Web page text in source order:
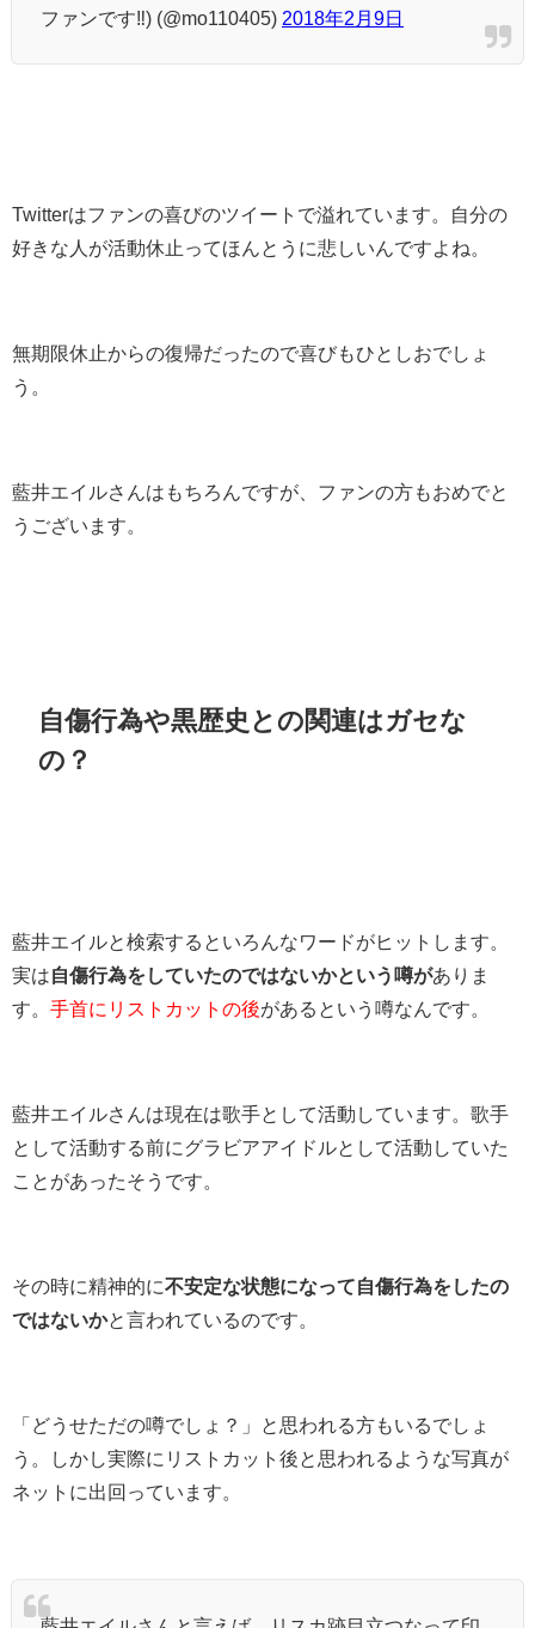
ファンです‼︎) (@mo110405) 2018年2月9日
Twitterはファンの喜びのツイートで溢れています。自分の
好きな人が活動休止ってほんとうに悲しいんですよね。
無期限休止からの復帰だったので喜びもひとしおでしょ
う。
藍井エイルさんはもちろんですが、ファンの方もおめでと
うございます。
自傷行為や黒歴史との関連はガセな
の？
藍井エイルと検索するといろんなワードがヒットします。
実は自傷行為をしていたのではないかという噂がありま
す。 手首にリストカットの後があるという噂なんです。
藍井エイルさんは現在は歌手として活動しています。歌手
として活動する前にグラビアアイドルとして活動していた
ことがあったそうです。
その時に精神的に不安定な状態になって自傷行為をしたの
ではないかと言われているのです。
「どうせただの噂でしょ？」と思われる方もいるでしょ
う。しかし実際にリストカット後と思われるような写真が
ネットに出回っています。